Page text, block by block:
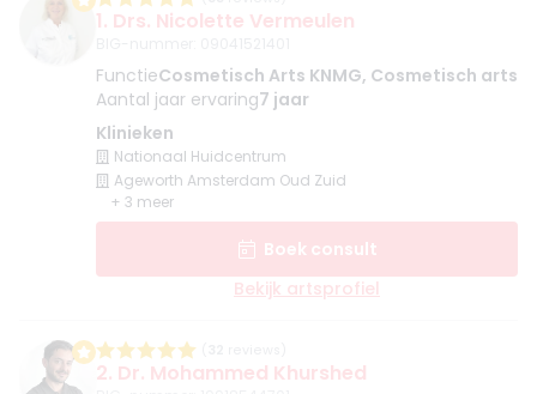
1. Drs. Nicolette Vermeulen
FunctieCosmetisch Arts KNMG, Cosmetisch arts
Aantal jaar ervaring7 jaar
Klinieken
Nationaal Huidcentrum
Ageworth Amsterdam Oud Zuid
+ 3 meer
Boek consult
Bekijk artsprofiel
2. Dr. Mohammed Khurshed